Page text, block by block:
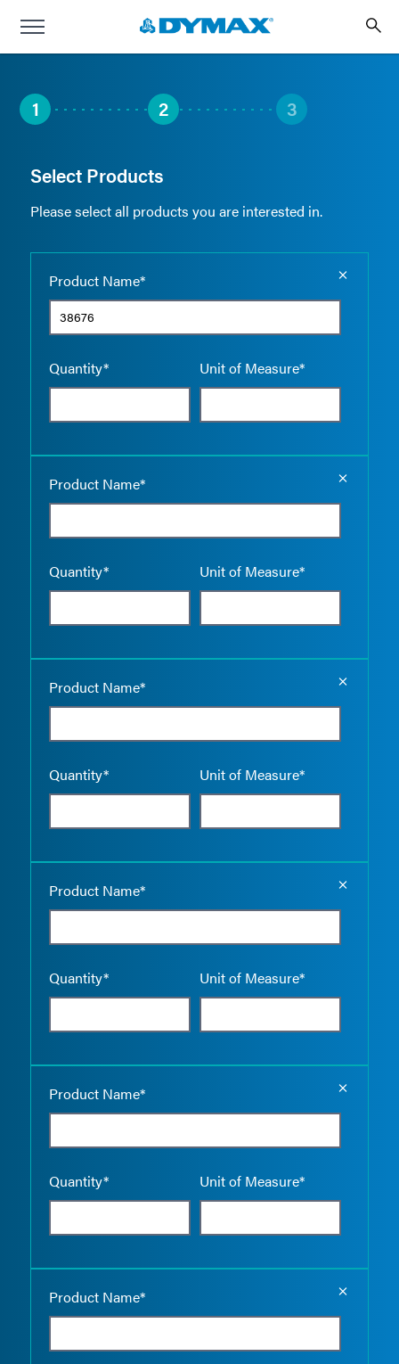
1 2 3
Select Products
Please select all products you are interested in.
Product Name*
Quantity* Unit of Measure*
Product Name*
Quantity* Unit of Measure*
Product Name*
Quantity* Unit of Measure*
Product Name*
Quantity* Unit of Measure*
Product Name*
Quantity* Unit of Measure*
Product Name*